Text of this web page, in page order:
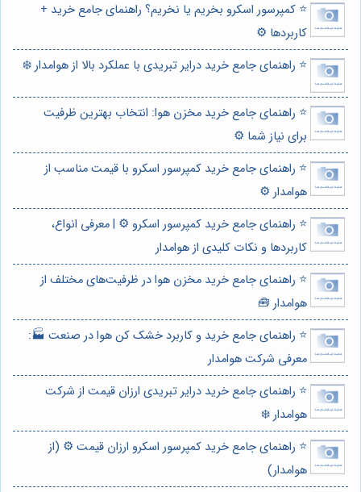
⭐️ کمپرسور اسکرو بخریم یا نخریم؟ راهنمای جامع خرید +
کاربردها ⚙️
⭐️ راهنمای جامع خرید درایر تبریدی با عملکرد بالا از هوامدار ❄️
⭐️ راهنمای جامع خرید مخزن هوا: انتخاب بهترین ظرفیت
برای نیاز شما ⚙️
⭐️ راهنمای جامع خرید کمپرسور اسکرو با قیمت مناسب از
هوامدار ⚙️
⭐️ راهنمای جامع خرید کمپرسور اسکرو ⚙️ | معرفی انواع،
کاربردها و نکات کلیدی از هوامدار
⭐️ راهنمای جامع خرید مخزن هوا در ظرفیت‌های مختلف از
هوامدار 🧰
⭐️ راهنمای جامع خرید و کاربرد خشک کن هوا در صنعت 🏭:
معرفی شرکت هوامدار
⭐️ راهنمای جامع خرید درایر تبریدی ارزان قیمت از شرکت
هوامدار ❄️
⭐️ راهنمای جامع خرید کمپرسور اسکرو ارزان قیمت ⚙️ (از
هوامدار)